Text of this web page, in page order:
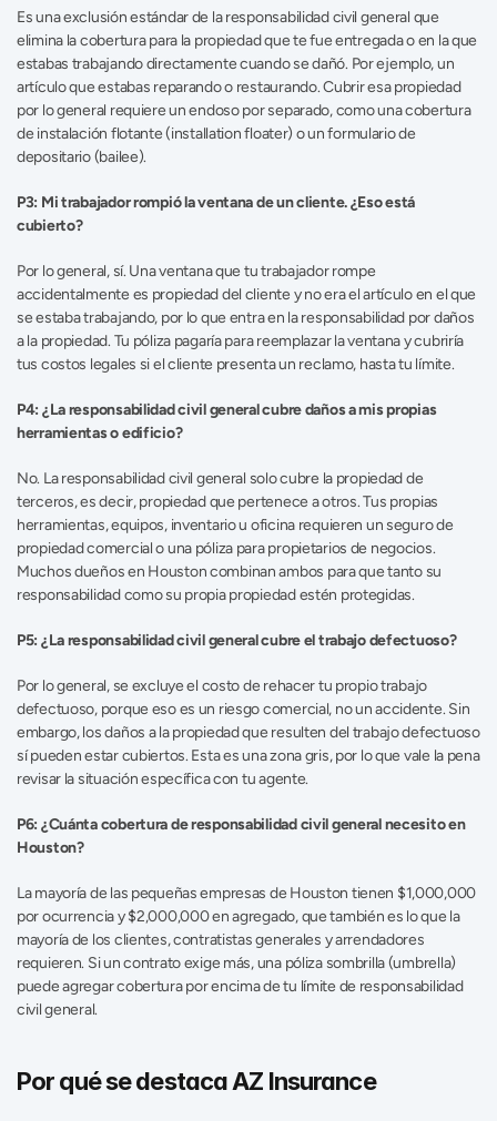
Es una exclusión estándar de la responsabilidad civil general que
elimina la cobertura para la propiedad que te fue entregada o en la que
estabas trabajando directamente cuando se dañó. Por ejemplo, un
artículo que estabas reparando o restaurando. Cubrir esa propiedad
por lo general requiere un endoso por separado, como una cobertura
de instalación flotante (installation floater) o un formulario de
depositario (bailee).
P3: Mi trabajador rompió la ventana de un cliente. ¿Eso está
cubierto?
Por lo general, sí. Una ventana que tu trabajador rompe
accidentalmente es propiedad del cliente y no era el artículo en el que
se estaba trabajando, por lo que entra en la responsabilidad por daños
a la propiedad. Tu póliza pagaría para reemplazar la ventana y cubriría
tus costos legales si el cliente presenta un reclamo, hasta tu límite.
P4: ¿La responsabilidad civil general cubre daños a mis propias
herramientas o edificio?
No. La responsabilidad civil general solo cubre la propiedad de
terceros, es decir, propiedad que pertenece a otros. Tus propias
herramientas, equipos, inventario u oficina requieren un seguro de
propiedad comercial o una póliza para propietarios de negocios.
Muchos dueños en Houston combinan ambos para que tanto su
responsabilidad como su propia propiedad estén protegidas.
P5: ¿La responsabilidad civil general cubre el trabajo defectuoso?
Por lo general, se excluye el costo de rehacer tu propio trabajo
defectuoso, porque eso es un riesgo comercial, no un accidente. Sin
embargo, los daños a la propiedad que resulten del trabajo defectuoso
sí pueden estar cubiertos. Esta es una zona gris, por lo que vale la pena
revisar la situación específica con tu agente.
P6: ¿Cuánta cobertura de responsabilidad civil general necesito en
Houston?
La mayoría de las pequeñas empresas de Houston tienen $1,000,000
por ocurrencia y $2,000,000 en agregado, que también es lo que la
mayoría de los clientes, contratistas generales y arrendadores
requieren. Si un contrato exige más, una póliza sombrilla (umbrella)
puede agregar cobertura por encima de tu límite de responsabilidad
civil general.
Por qué se destaca AZ Insurance